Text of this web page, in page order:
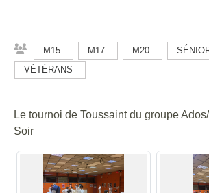
M15 M17 M20
VÉTÉRANS
Le tournoi de Toussaint du groupe
Soir